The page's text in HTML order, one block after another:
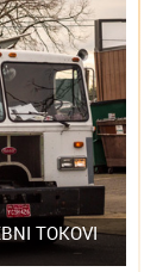
TOKOVI